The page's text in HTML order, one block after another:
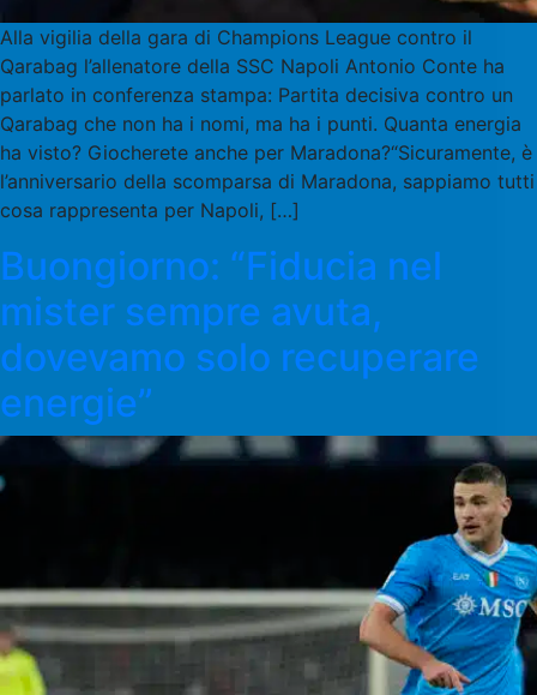
Alla vigilia della gara di Champions League contro il
Qarabag l’allenatore della SSC Napoli Antonio Conte ha
parlato in conferenza stampa: Partita decisiva contro un
Qarabag che non ha i nomi, ma ha i punti. Quanta energia
ha visto? Giocherete anche per Maradona?“Sicuramente, è
l’anniversario della scomparsa di Maradona, sappiamo tutti
cosa rappresenta per Napoli, […]
Buongiorno: “Fiducia nel
mister sempre avuta,
dovevamo solo recuperare
energie”